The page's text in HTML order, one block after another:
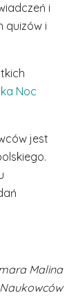
i
quizów i
Noc
jest
Malina